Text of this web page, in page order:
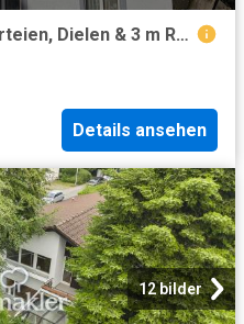
Gepflegter Altbau mit 5 Parteien, Dielen & 3 m Raumhöhe in Toplage mit Entwicklungspotential
Details ansehen
12 bilder